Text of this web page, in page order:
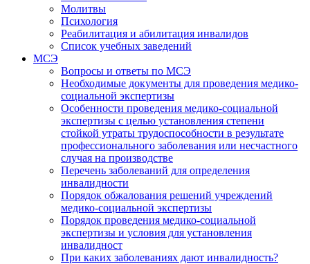
Молитвы
Психология
Реабилитация и абилитация инвалидов
Список учебных заведений
МСЭ
Вопросы и ответы по МСЭ
Необходимые документы для проведения медико-
социальной экспертизы
Особенности проведения медико-социальной
экспертизы с целью установления степени
стойкой утраты трудоспособности в результате
профессионального заболевания или несчастного
случая на производстве
Перечень заболеваний для определения
инвалидности
Порядок обжалования решений учреждений
медико-социальной экспертизы
Порядок проведения медико-социальной
экспертизы и условия для установления
инвалидност
При каких заболеваниях дают инвалидность?